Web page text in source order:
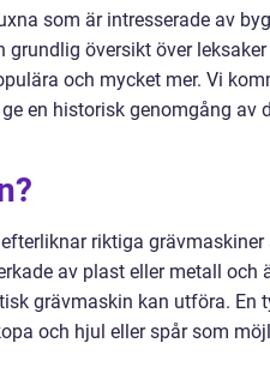
som är intresserade av
översikt över
och mycket mer. Vi
en historisk genomgång av
riktiga
av plast eller metall och
grävmaskin kan utföra. En
och hjul eller spår som